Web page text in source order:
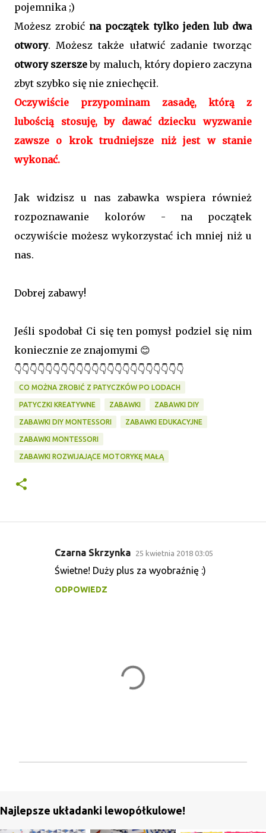
pojemnika ;)
Możesz zrobić na początek tylko jeden lub dwa
otwory. Możesz także ułatwić zadanie tworząc
otwory szerszeby maluch, który dopiero zaczyna
zbyt szybko się nie zniechęcił.
Oczywiście przypominam zasadę, którą z
lubością stosuję, by dawać dziecku wyzwanie
zawsze o krok trudniejsze niż jest w stanie
wykonać.
Jak widzisz u nas zabawka wspiera również
rozpoznawanie kolorów - na początek
oczywiście możesz wykorzystać ich mniej niż u
nas.
Dobrej zabawy!
Jeśli spodobał Ci się ten pomysł podziel się nim
koniecznie ze znajomymi 😊
👇👇👇👇👇👇👇👇👇👇👇👇👇👇👇👇👇👇👇👇👇👇
CO MOŻNA ZROBIĆ Z PATYCZKÓW PO LODACH
PATYCZKI KREATYWNE ZABAWKI ZABAWKI DIY
ZABAWKI DIY MONTESSORI ZABAWKI EDUKACYJNE
ZABAWKI MONTESSORI
ZABAWKI ROZWIJAJĄCE MOTORYKĘ MAŁĄ
Czarna Skrzynka 25 kwietnia 2018 03:05
Świetne! Duży plus za wyobraźnię :)
ODPOWIEDZ
e
Najlepsze układanki lewopółkulowe!